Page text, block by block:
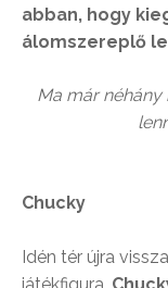
abban, hogy
álomszereplő
Ma már
Chucky
Idén tér újra